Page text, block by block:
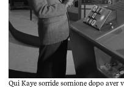
Qui Kaye sorride sornione dopo aver